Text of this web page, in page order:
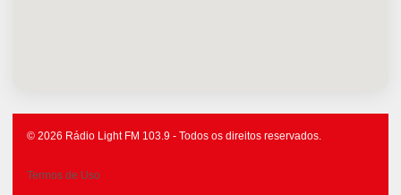
© 2026 Rádio Light FM 103.9 - Todos os direitos reservados.
Termos de Uso